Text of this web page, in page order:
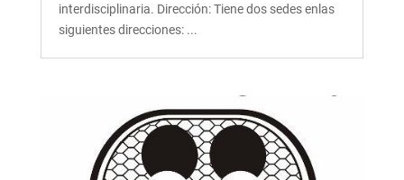
interdisciplinaria. Dirección: Tiene dos sedes enlas
siguientes direcciones: ...